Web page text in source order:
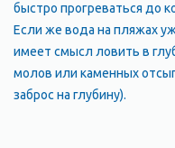
быстро прогреваться до
Если же вода на пляжах
имеет смысл ловить в
молов или каменных
заброс на глубину).